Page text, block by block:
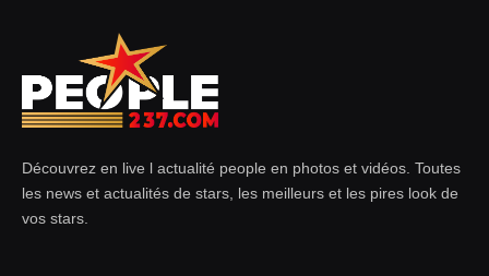
Découvrez en live l actualité people en photos et vidéos. Toutes
les news et actualités de stars, les meilleurs et les pires look de
vos stars.